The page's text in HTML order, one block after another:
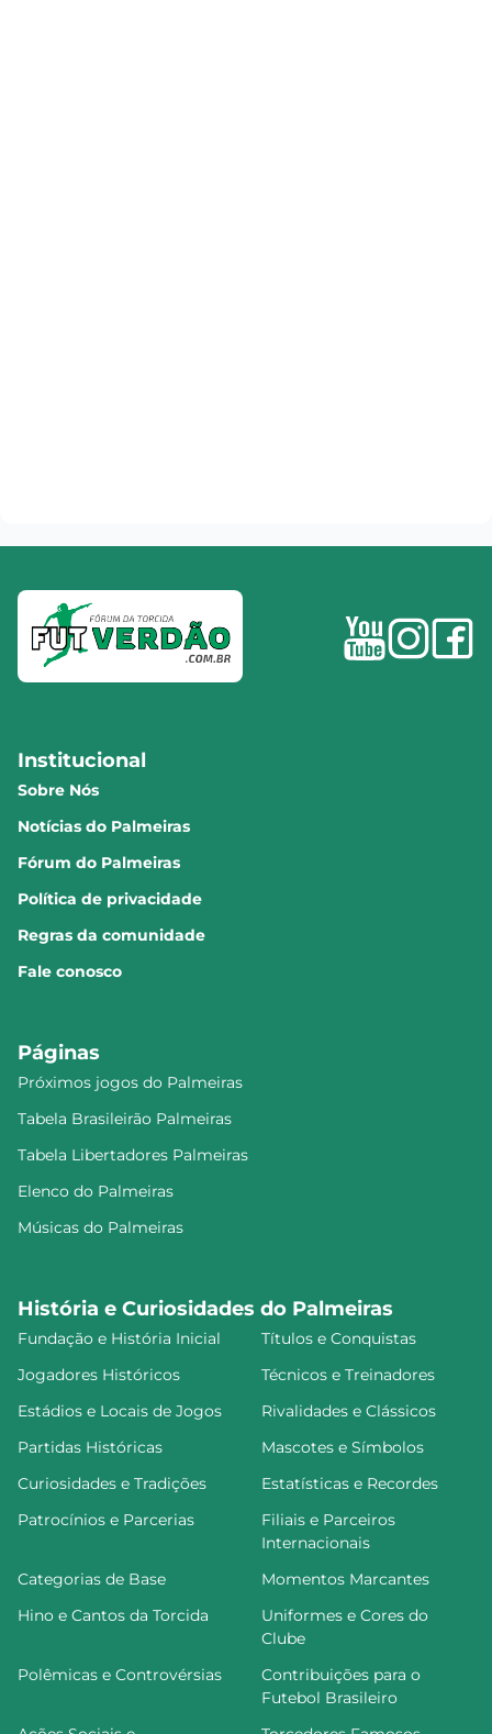
Institucional
Sobre Nós
Notícias do Palmeiras
Fórum do Palmeiras
Política de privacidade
Regras da comunidade
Fale conosco
Páginas
Próximos jogos do Palmeiras
Tabela Brasileirão Palmeiras
Tabela Libertadores Palmeiras
Elenco do Palmeiras
Músicas do Palmeiras
História e Curiosidades do Palmeiras
Fundação e História Inicial
Títulos e Conquistas
Jogadores Históricos
Técnicos e Treinadores
Estádios e Locais de Jogos
Rivalidades e Clássicos
Partidas Históricas
Mascotes e Símbolos
Curiosidades e Tradições
Estatísticas e Recordes
Patrocínios e Parcerias
Filiais e Parceiros
Internacionais
Categorias de Base
Momentos Marcantes
Hino e Cantos da Torcida
Uniformes e Cores do
Clube
Polêmicas e Controvérsias
Contribuições para o
Futebol Brasileiro